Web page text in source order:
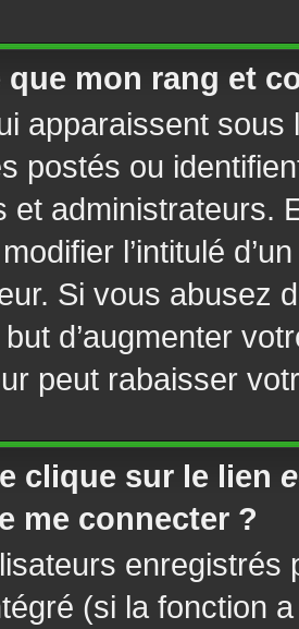
que mon rang et
apparaissent sous
postés ou
et administrateurs.
l’intitulé
Si vous abusez
d’augmenter
peut rabaisser
clique sur le lien
me connecter ?
enregistrés
(si la fonction